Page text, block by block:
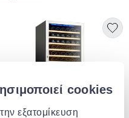
cookies
εξατομίκευση